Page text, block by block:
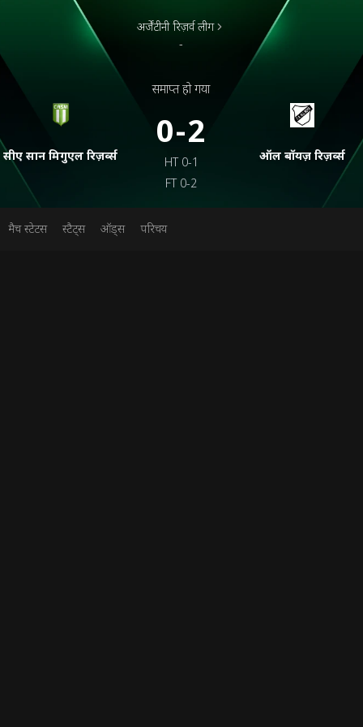
सीए सान मिगुएल रिज़र्व्स
अर्जेंटीनी रिज़र्व लीग
-
समाप्त हो गया
0-2
HT 0-1
FT 0-2
ऑल बॉयज़ रिज़र्व्स
मैच स्टेटस स्टैट्स ऑड्स परिचय